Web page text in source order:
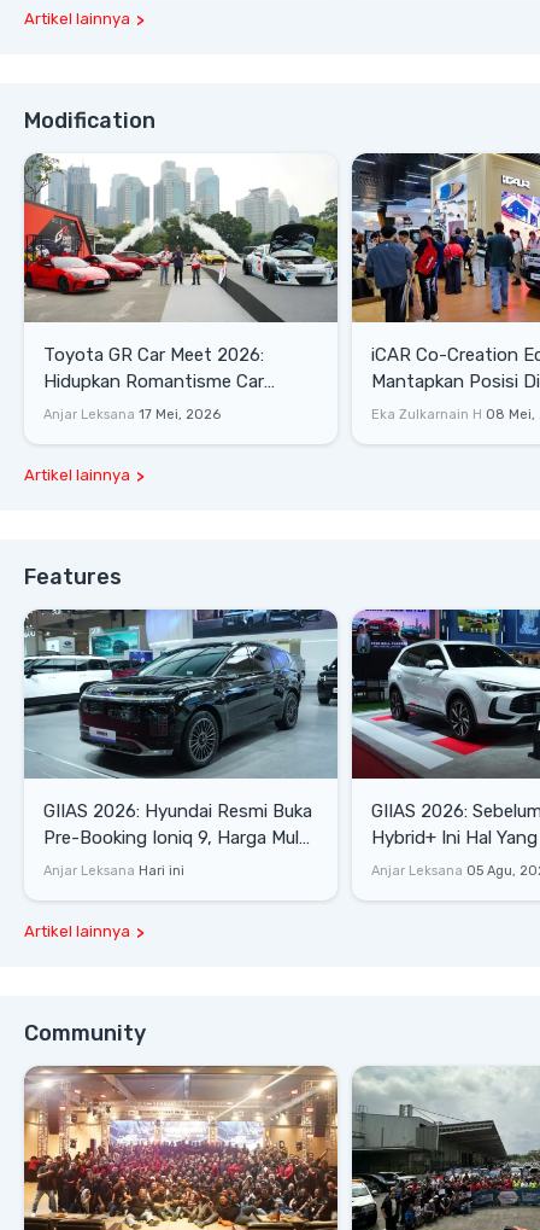
Artikel lainnya
Modification
Toyota GR Car Meet 2026:
Hidupkan Romantisme Car
Culture Era 90-an
Anjar Leksana 17 Mei, 2026
iCAR Co-Creation
Mantapkan Posisi
Gaya Hidup
Eka Zulkarnain H 08 Mei,
Artikel lainnya
Features
GIIAS 2026: Hyundai Resmi Buka
Pre-Booking Ioniq 9, Harga Mulai
Rp1,49 Miliar
Anjar Leksana Hari ini
GIIAS 2026:
Hybrid+ Ini Hal
Diketahui
Anjar Leksana 05 Agu,
Artikel lainnya
Community